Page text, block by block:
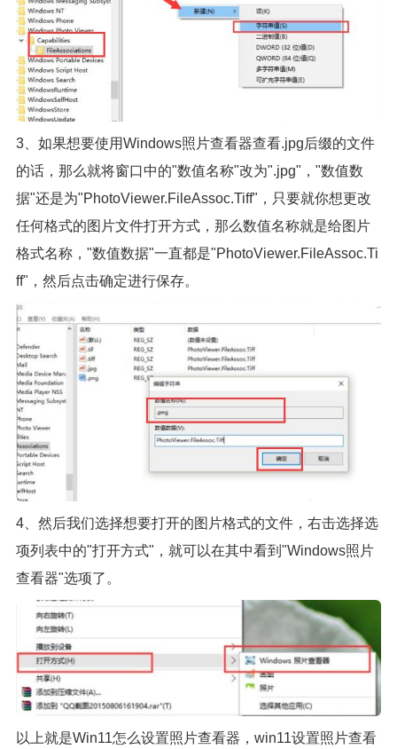
3、如果想要使用Windows照片查看器查看.jpg后缀的文件
的话，那么就将窗口中的"数值名称"改为".jpg"，"数值数
据"还是为"PhotoViewer.FileAssoc.Tiff"，只要就你想更改
任何格式的图片文件打开方式，那么数值名称就是给图片
格式名称，"数值数据"一直都是"PhotoViewer.FileAssoc.Ti
ff"，然后点击确定进行保存。
4、然后我们选择想要打开的图片格式的文件，右击选择选
项列表中的"打开方式"，就可以在其中看到"Windows照片
查看器"选项了。
以上就是Win11怎么设置照片查看器，win11设置照片查看